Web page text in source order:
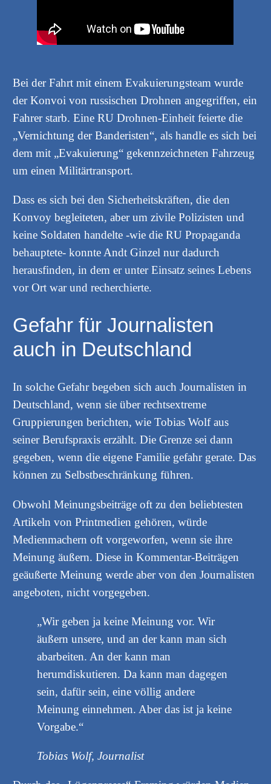
Bei der Fahrt mit einem Evakuierungsteam wurde
der Konvoi von russischen Drohnen angegriffen, ein
Fahrer starb. Eine RU Drohnen-Einheit feierte die
„Vernichtung der Banderisten“, als handle es sich bei
dem mit „Evakuierung“ gekennzeichneten Fahrzeug
um einen Militärtransport.
Dass es sich bei den Sicherheitskräften, die den
Konvoy begleiteten, aber um zivile Polizisten und
keine Soldaten handelte -wie die RU Propaganda
behauptete- konnte Andt Ginzel nur dadurch
herausfinden, in dem er unter Einsatz seines Lebens
vor Ort war und recherchierte.
Gefahr für Journalisten
auch in Deutschland
In solche Gefahr begeben sich auch Journalisten in
Deutschland, wenn sie über rechtsextreme
Gruppierungen berichten, wie Tobias Wolf aus
seiner Berufspraxis erzählt. Die Grenze sei dann
gegeben, wenn die eigene Familie gefahr gerate. Das
können zu Selbstbeschränkung führen.
Obwohl Meinungsbeiträge oft zu den beliebtesten
Artikeln von Printmedien gehören, würde
Medienmachern oft vorgeworfen, wenn sie ihre
Meinung äußern. Diese in Kommentar-Beiträgen
geäußerte Meinung werde aber von den Journalisten
angeboten, nicht vorgegeben.
„Wir geben ja keine Meinung vor. Wir
äußern unsere, und an der kann man sich
abarbeiten. An der kann man
herumdiskutieren. Da kann man dagegen
sein, dafür sein, eine völlig andere
Meinung einnehmen. Aber das ist ja keine
Vorgabe.“
Tobias Wolf, Journalist